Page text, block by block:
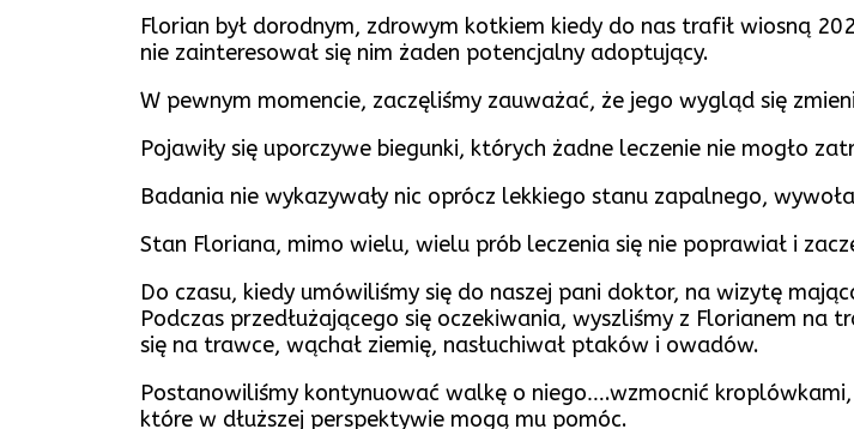
Florian był dorodnym, zdrowym kotkiem kiedy do nas trafił wiosną
nie zainteresował się nim żaden potencjalny adoptujący.
W pewnym momencie, zaczęliśmy zauważać, że jego wygląd się
Pojawiły się uporczywe biegunki, których żadne leczenie nie mogło
Badania nie wykazywały nic oprócz lekkiego stanu zapalnego,
Stan Floriana, mimo wielu, wielu prób leczenia się nie poprawiał i
Do czasu, kiedy umówiliśmy się do naszej pani doktor, na wizytę
Podczas przedłużającego się oczekiwania, wyszliśmy z Florianem na
się na trawce, wąchał ziemię, nasłuchiwał ptaków i owadów.
Postanowiliśmy kontynuować walkę o niego….wzmocnić
które w dłuższej perspektywie mogą mu pomóc.